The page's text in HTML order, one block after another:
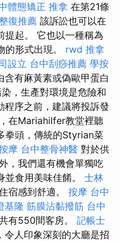
體態矯正 推拿 在第21條
復推薦 該訴訟也可以在
提起。 它也以一種稱為
的形式出現。 rwd 推拿
設立 台中刮痧推薦 學按
含有麻黃素或偽歐甲蛋白
，生產對環境是危險和
程序之前，建議將投訴發
在Mariahilfer教堂裡聽
拳頭，傳統的Styrian菜
摩 台中整骨神醫 對於供
，我們還有機會單獨吃
食用美味佳餚。 士林
宿感到舒適。 按摩 台中
基隆 筋膜沾黏撥筋 台中
有550間客房。 記帳士
令人印象深刻的大廳是招